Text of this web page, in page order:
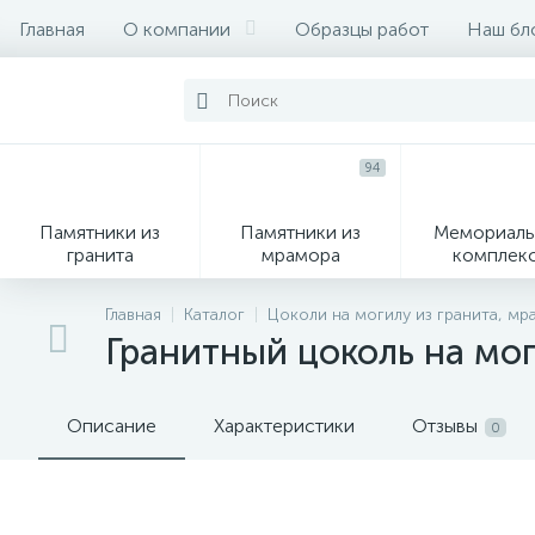
Главная О компании Образцы работ Наш
Памятники из
гранита
Памятники из
мрамора
94
Главная Каталог Цоколи на могилу из гранита,
Гранитный цоколь на
Описание Характеристики Отзывы 0